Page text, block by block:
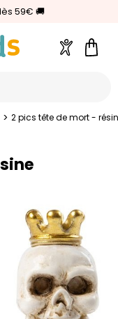
59€ 🚚
N°1
clients)
Compte
> 2 pics tête de mort -